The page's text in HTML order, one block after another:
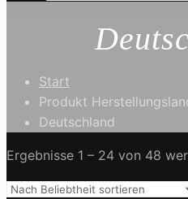
Start
Produkt
Deutschland
Ergebnisse 1 – 24 von 48